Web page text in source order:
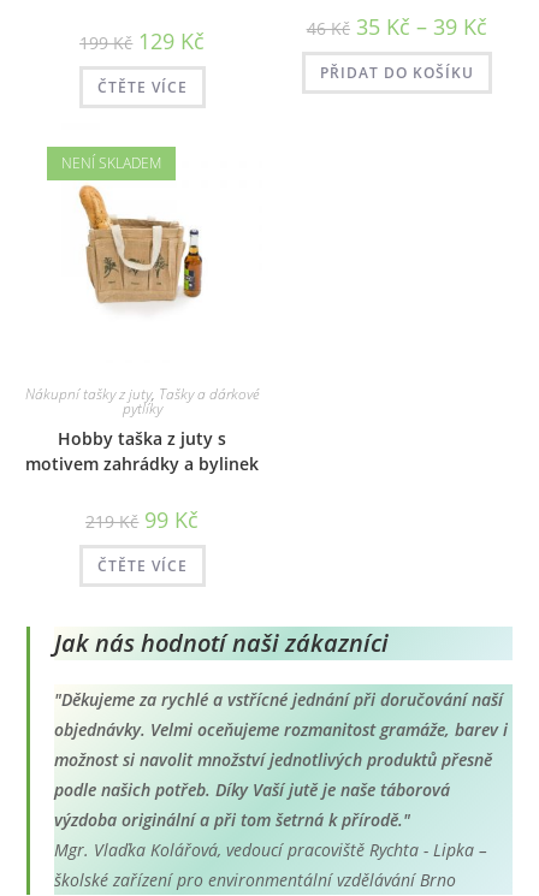
199Kč Původní
cena
byla:
199 Kč.
129 Kč
je:
ČTĚTE VÍCE
46Kč 35 Kč – 39 Kčcen:
35 Kč
39 Kč
PŘIDAT DO KOŠÍKU
NENÍ SKLADEM
Nákupní tašky z juty, Tašky a dárkové
pytlíky
Hobby taška z juty s
motivem zahrádky a bylinek
219Kč Původní
cena
byla:
219 Kč.
99 Kč
je:
ČTĚTE VÍCE
Jak nás hodnotí naši zákazníci
"Děkujeme za rychlé a vstřícné jednání při doručování naší
objednávky. Velmi oceňujeme rozmanitost gramáže, barev i
možnost si navolit množství jednotlivých produktů přesně
podle našich potřeb. Díky Vaší jutě je naše táborová
výzdoba originální a při tom šetrná k přírodě."
Mgr. Vlaďka Kolářová, vedoucí pracoviště Rychta - Lipka –
školské zařízení pro environmentální vzdělávání Brno